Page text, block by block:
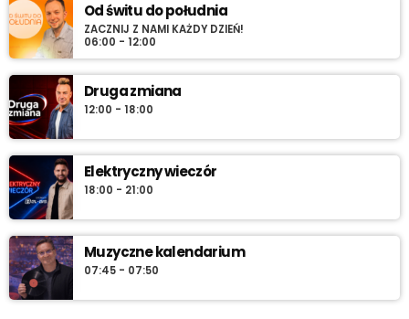
Od świtu do południa
ZACZNIJ Z NAMI KAŻDY DZIEŃ!
06:00 - 12:00
Druga zmiana
12:00 - 18:00
Elektryczny wieczór
18:00 - 21:00
Muzyczne kalendarium
07:45 - 07:50